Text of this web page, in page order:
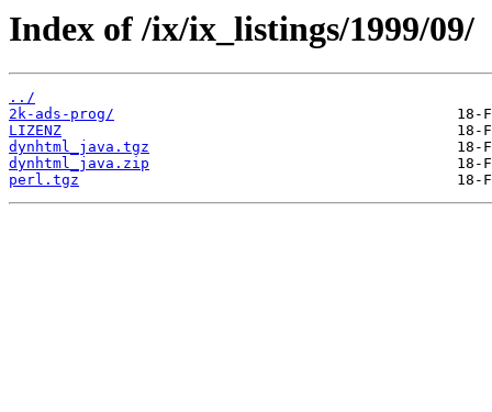
Index of /ix/ix_listings/1999/09/
../
2k-ads-prog/
LIZENZ
dynhtml_java.tgz
dynhtml_java.zip
perl.tgz